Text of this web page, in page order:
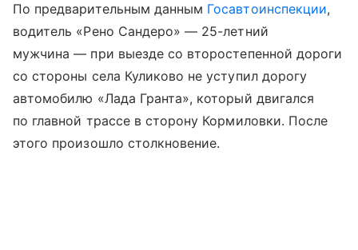
По предварительным данным Госавтоинспекции,
водитель «Рено Сандеро» — 25-летний
мужчина — при выезде со второстепенной дороги
со стороны села Куликово не уступил дорогу
автомобилю «Лада Гранта», который двигался
по главной трассе в сторону Кормиловки. После
этого произошло столкновение.